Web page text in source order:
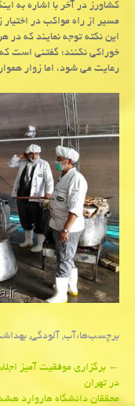
كشاورز در آخر با اشاره به
مسیر از راه مواكب در اختیار
این نكته توجه نمایند كه در
خوراكی نكنند؛ گفتنی است
رعایت می شود، اما زوار
برچسب‌ها:آب,آلودگی,
Post
navigation
←
در تهران
محققان دانشگاه هاروارد